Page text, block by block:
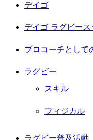
デイゴ
デイゴ ラグビース
プロコーチとして
ラグビー
スキル
フィジカル
ラグビー普及活動